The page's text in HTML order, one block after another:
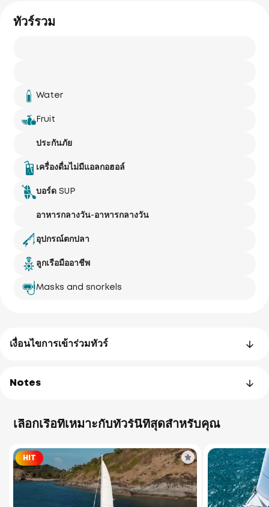
ทัวร์รวม
Water
Fruit
ประกันภัย
เครื่องดื่มไม่มีแอลกอฮอล์
บอร์ด SUP
อาหารกลางวัน-อาหารกลางวัน
อุปกรณ์ตกปลา
ลูกเรือมืออาชีพ
Masks and snorkels
เงื่อนไขการเข้าร่วมทัวร์
Notes
เลือกเรือที่เหมาะกับทัวร์นี้ที่สุดสำหรับคุณ
HIT